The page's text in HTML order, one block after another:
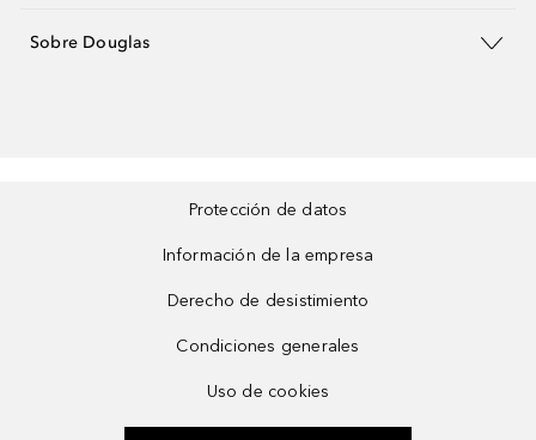
Sobre Douglas
Protección de datos
Información de la empresa
Derecho de desistimiento
Condiciones generales
Uso de cookies